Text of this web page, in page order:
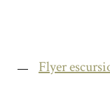
Flyer